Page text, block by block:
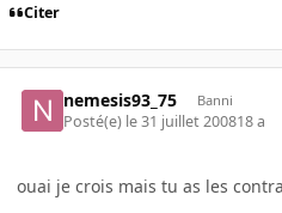
Citer
nemesis93_75 Banni
Posté(e) le 31 juillet 200818 a
ouai je crois mais tu as les